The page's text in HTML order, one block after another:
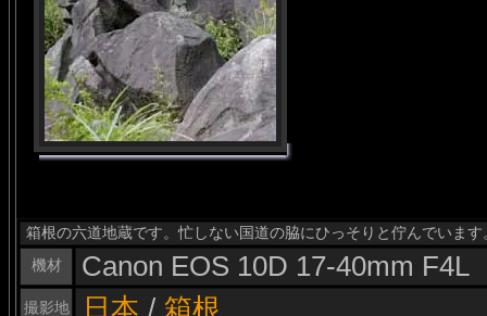
箱根の六道地蔵です。忙しない国道の脇にひっそりと佇んでいます
機材
Canon EOS 10D 17-40mm F4L
撮影地 日本 / 箱根